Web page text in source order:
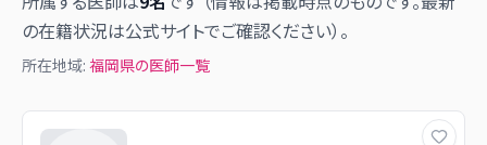
の在籍状況は公式サイトでご確認ください）。
所在地域: 福岡県の医師一覧